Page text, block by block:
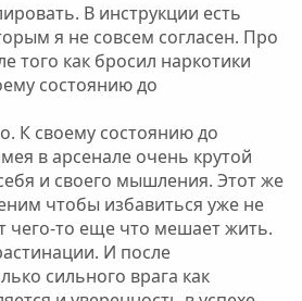
В инструкции есть
я не совсем согласен. Про
того как бросил наркотики
состоянию до
К своему состоянию до
в арсенале очень крутой
и своего мышления. Этот же
чтобы избавиться уже не
чего-то еще что мешает жить.
И после
сильного врага как